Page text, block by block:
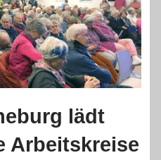
lädt
Arbeitskreise